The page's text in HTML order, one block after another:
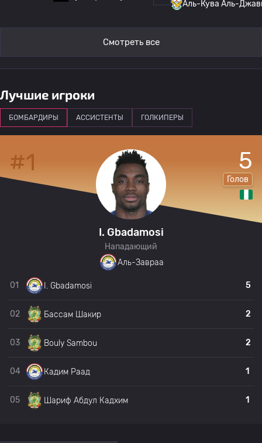
Аль-Кува Аль-
Смотреть все
Лучшие игроки
БОМБАРДИРЫ АССИСТЕНТЫ ГОЛКИПЕРЫ
#1
I. Gbadamosi
Нападающий
Аль-Завраа
5
Голов
01 I. Gbadamosi 5
02 Бассам Шакир 2
03 Bouly Sambou 2
04 Кадим Раад 1
05 Шариф Абдул Кадхим 1